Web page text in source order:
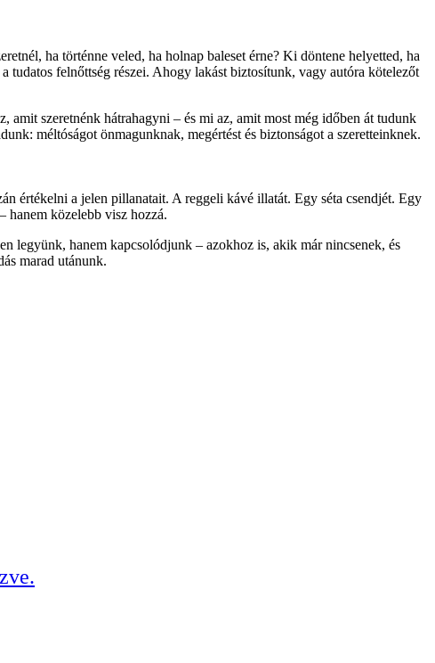
ha történne veled, ha holnap baleset érne? Ki döntene helyetted, ha
tudatos felnőttség részei. Ahogy lakást biztosítunk, vagy autóra kötelezőt
amit szeretnénk hátrahagyni – és mi az, amit most még időben át tudunk
méltóságot önmagunknak, megértést és biztonságot a szeretteinknek.
értékelni a jelen pillanatait. A reggeli kávé illatát. Egy séta csendjét. Egy
hanem közelebb visz hozzá.
legyünk, hanem kapcsolódjunk – azokhoz is, akik már nincsenek, és
marad utánunk.